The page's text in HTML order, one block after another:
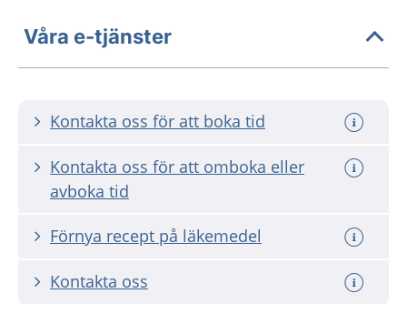
Våra e-tjänster
Kontakta oss för att boka tid
Kontakta oss för att omboka eller
avboka tid
Förnya recept på läkemedel
Kontakta oss